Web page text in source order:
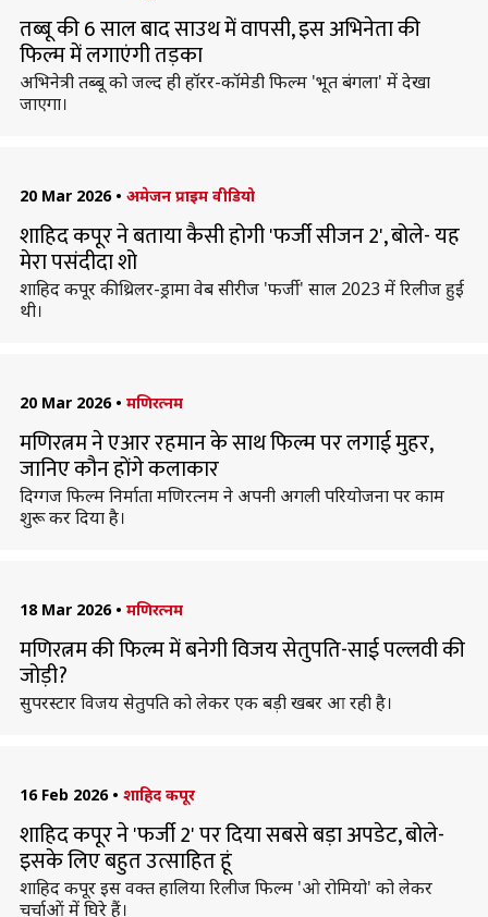
तब्बू की 6 साल बाद साउथ में वापसी, इस अभिनेता की
फिल्म में लगाएंगी तड़का
अभिनेत्री तब्बू को जल्द ही हॉरर-कॉमेडी फिल्म 'भूत बंगला' में देखा
जाएगा।
20 Mar 2026 • अमेजन प्राइम वीडियो
शाहिद कपूर ने बताया कैसी होगी 'फर्जी सीजन 2', बोले- यह
मेरा पसंदीदा शो
शाहिद कपूर की थ्रिलर-ड्रामा वेब सीरीज 'फर्जी' साल 2023 में रिलीज हुई
थी।
20 Mar 2026 • मणिरत्नम
मणिरत्नम ने एआर रहमान के साथ फिल्म पर लगाई मुहर,
जानिए कौन हाेंगे कलाकार
दिग्गज फिल्म निर्माता मणिरत्नम ने अपनी अगली परियोजना पर काम
शुरू कर दिया है।
18 Mar 2026 • मणिरत्नम
मणिरत्नम की फिल्म में बनेगी विजय सेतुपति-साई पल्लवी की
जोड़ी?
सुपरस्टार विजय सेतुपति को लेकर एक बड़ी खबर आ रही है।
16 Feb 2026 • शाहिद कपूर
शाहिद कपूर ने 'फर्जी 2' पर दिया सबसे बड़ा अपडेट, बोले-
इसके लिए बहुत उत्साहित हूं
शाहिद कपूर इस वक्त हालिया रिलीज फिल्म 'ओ रोमियो' को लेकर
चर्चाओं में घिरे हैं।